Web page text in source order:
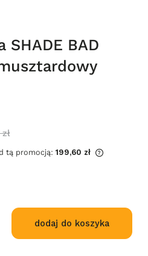
SHADE BAD
tą promocją: 199,60 zł
dodaj do koszyka